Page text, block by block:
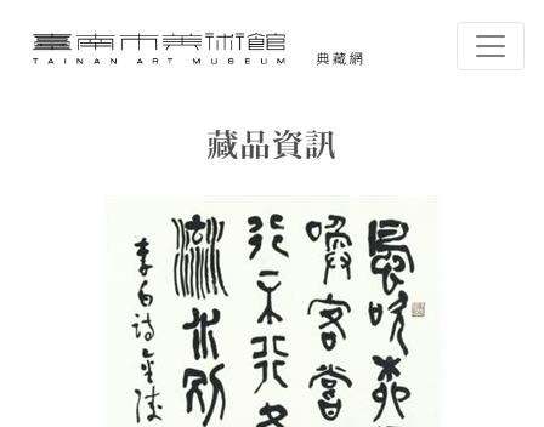
臺南市美術館-典藏網
網頁導覽